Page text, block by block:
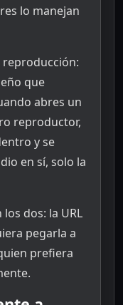
lo manejan
reproducción:
que
abres un
reproductor,
y se
en sí, solo la
dos: la URL
pegarla a
prefiera